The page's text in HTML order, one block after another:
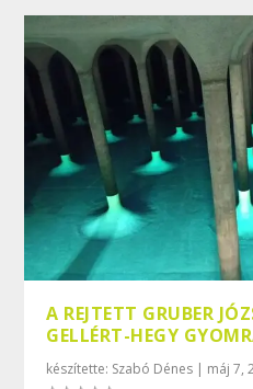
A REJTETT GRUBER
GELLÉRT-HEGY
készítette: Szabó Dénes | máj 7,